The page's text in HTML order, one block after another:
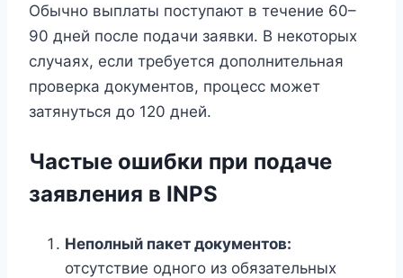
Обычно выплаты поступают в течение 60–
90 дней после подачи заявки. В некоторых
случаях, если требуется дополнительная
проверка документов, процесс может
затянуться до 120 дней.
Частые ошибки при подаче
заявления в INPS
Неполный пакет документов:
отсутствие одного из обязательных